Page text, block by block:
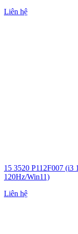
Liên hệ
15 3520 P112F007
120Hz/Win11)
Liên hệ